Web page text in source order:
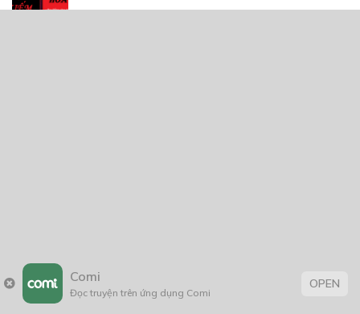
Comi
Đọc truyện trên ứng dụng Comi
OPEN